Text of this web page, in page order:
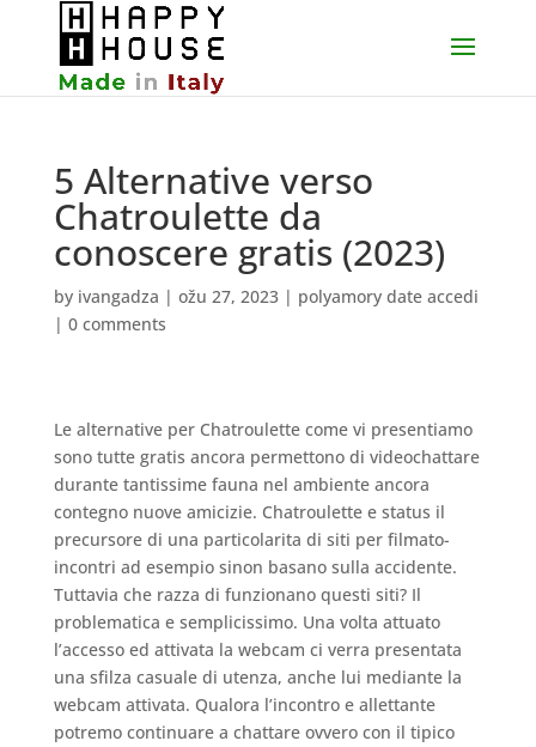
5 Alternative verso
Chatroulette da
conoscere gratis (2023)
by ivangadza | ožu 27, 2023| polyamory date accedi
| 0 comments
Le alternative per Chatroulette come vi presentiamo
sono tutte gratis ancora permettono di videochattare
durante tantissime fauna nel ambiente ancora
contegno nuove amicizie. Chatroulette e status il
precursore di una particolarita di siti per filmato-
incontri ad esempio sinon basano sulla accidente.
Tuttavia che razza di funzionano questi siti? Il
problematica e semplicissimo. Una volta attuato
l’accesso ed attivata la webcam ci verra presentata
una sfilza casuale di utenza, anche lui mediante la
webcam attivata. Qualora l’incontro e allettante
potremo continuare a chattare ovvero con il tipico